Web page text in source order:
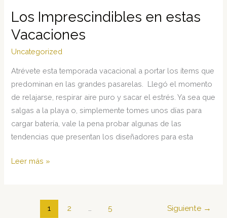
Los Imprescindibles en estas
Vacaciones
Uncategorized
Atrévete esta temporada vacacional a portar los ítems que
predominan en las grandes pasarelas. Llegó el momento
de relajarse, respirar aire puro y sacar el estrés. Ya sea que
salgas a la playa o, simplemente tomes unos días para
cargar batería, vale la pena probar algunas de las
tendencias que presentan los diseñadores para esta
Los
Vacaciones
Leer más »
1 2 5 Siguiente →